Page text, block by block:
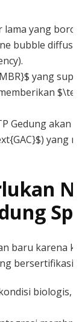
lama yang
bubble
yang
Gedung akan
yang
baru karena
bersertifikasi
biologis,